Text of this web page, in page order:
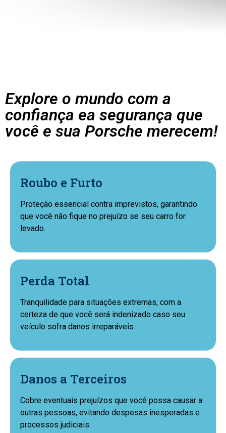
Explore o mundo com a
confiança ea segurança que
você e sua Porsche merecem!
Roubo e Furto
Proteção essencial contra imprevistos, garantindo
que você não fique no prejuízo se seu carro for
levado.
Perda Total
Tranquilidade para situações extremas, com a
certeza de que você será indenizado caso seu
veículo sofra danos irreparáveis.
Danos a Terceiros
Cobre eventuais prejuízos que você possa causar a
outras pessoas, evitando despesas inesperadas e
processos judiciais.